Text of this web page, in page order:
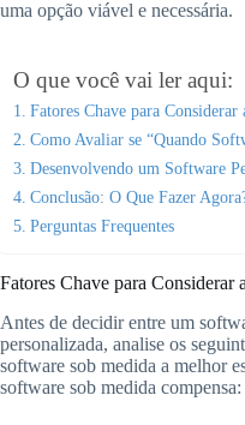
uma opção viável e necessária.
O que você vai ler aqui:
Fatores Chave para
Como Avaliar se “Quando
Desenvolvendo um Software
Conclusão: O Que Fazer
Perguntas Frequentes
Fatores Chave para Considerar
Antes de decidir entre um
personalizada, analise os
software sob medida a melhor
software sob medida compensa: